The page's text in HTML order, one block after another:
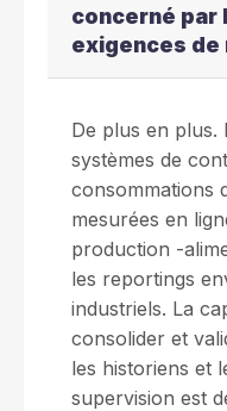
concerné par
exigences de
De plus en plus.
systèmes de
consommations
mesurées en
production -
les reportings
industriels. La
consolider et
les historiens et
supervision est